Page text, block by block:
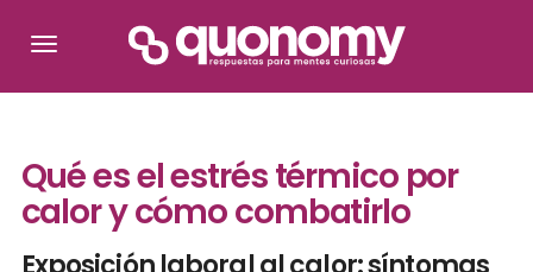
Qué es el estrés térmico por
calor y cómo combatirlo